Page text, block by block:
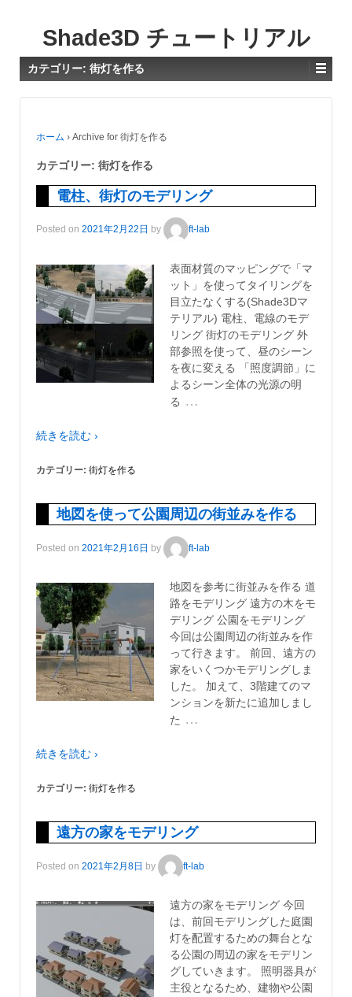
Shade3D チュートリアル
カテゴリー: 街灯を作る
ホーム › Archive for 街灯を作る
カテゴリー: 街灯を作る
電柱、街灯のモデリング
Posted on 2021年2月22日 by ft-lab
表面材質のマッピングで「マ
ット」を使ってタイリングを
目立たなくする(Shade3Dマ
テリアル) 電柱、電線のモデ
リング 街灯のモデリング 外
部参照を使って、昼のシーン
を夜に変える 「照度調節」に
よるシーン全体の光源の明
る …
続きを読む ›
カテゴリー: 街灯を作る
地図を使って公園周辺の街並みを作る
Posted on 2021年2月16日 by ft-lab
地図を参考に街並みを作る 道
路をモデリング 遠方の木をモ
デリング 公園をモデリング
今回は公園周辺の街並みを作
って行きます。 前回、遠方の
家をいくつかモデリングしま
した。 加えて、3階建てのマ
ンションを新たに追加しまし
た …
続きを読む ›
カテゴリー: 街灯を作る
遠方の家をモデリング
Posted on 2021年2月8日 by ft-lab
遠方の家をモデリング 今回
は、前回モデリングした庭園
灯を配置するための舞台とな
る公園の周辺の家をモデリン
グしていきます。 照明器具が
主役となるため、建物や公園